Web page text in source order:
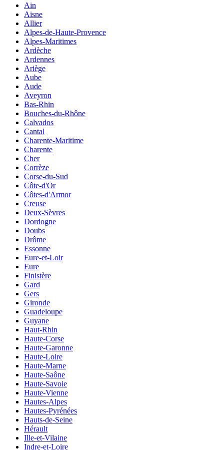
Ain
Aisne
Allier
Alpes-de-Haute-Provence
Alpes-Maritimes
Ardèche
Ardennes
Ariège
Aube
Aude
Aveyron
Bas-Rhin
Bouches-du-Rhône
Calvados
Cantal
Charente-Maritime
Charente
Cher
Corrèze
Corse-du-Sud
Côte-d'Or
Côtes-d'Armor
Creuse
Deux-Sèvres
Dordogne
Doubs
Drôme
Essonne
Eure-et-Loir
Eure
Finistère
Gard
Gers
Gironde
Guadeloupe
Guyane
Haut-Rhin
Haute-Corse
Haute-Garonne
Haute-Loire
Haute-Marne
Haute-Saône
Haute-Savoie
Haute-Vienne
Hautes-Alpes
Hautes-Pyrénées
Hauts-de-Seine
Hérault
Ille-et-Vilaine
Indre-et-Loire